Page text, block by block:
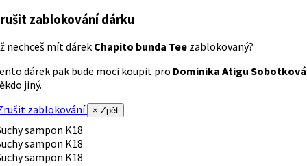
zablokování dárku
nechceš mít dárek Chapito bunda Tee zablokovaný?
dárek pak bude moci koupit pro Dominika Atigu Sobotková
jiný.
zablokování
× Zpět